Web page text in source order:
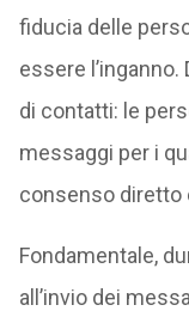
fiducia delle
essere
di contatti: le
messaggi per i
consenso diretto
Fondamentale,
all’invio dei